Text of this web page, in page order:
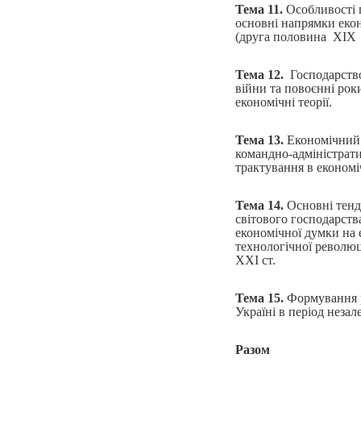
Тема 11. Особливості
основні напрямки
(друга половина XІX
Тема 12.
війни та повоєнні
економічні теорії.
Тема 13.
командно-
трактування в
Тема 14. Основні
світового
економічної думки на
технологічної
XXІ ст.
Тема 15. Формування
Україні в період
Разом